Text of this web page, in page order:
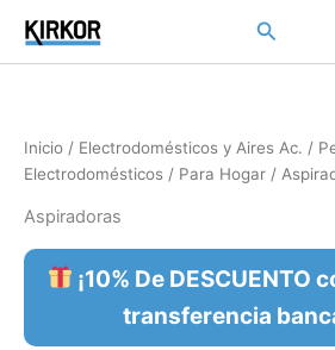
contenido
Buscar
Inicio / Electrodomésticos y Aires Ac. /
Electrodomésticos / Para Hogar /
Aspiradoras
¡10% De DESCUENTO
transferencia